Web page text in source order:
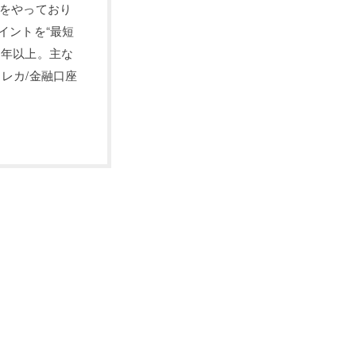
やっており
ントを“最短
以上。主な
カ/金融口座